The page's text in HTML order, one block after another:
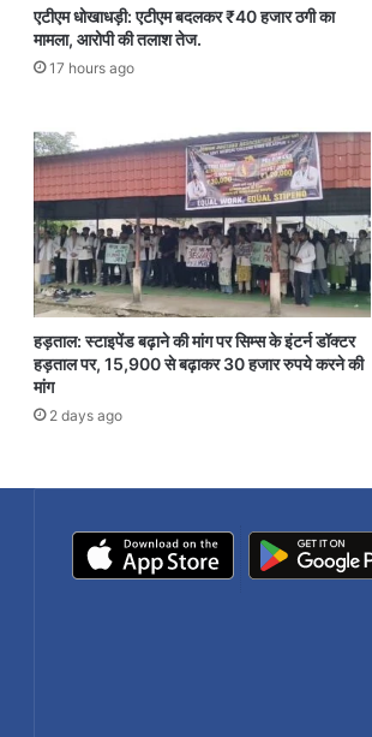
एटीएम धोखाधड़ी: एटीएम बदलकर ₹40 हजार ठगी का
मामला, आरोपी की तलाश तेज.
17 hours ago
हड़ताल: स्टाइपेंड बढ़ाने की मांग पर सिम्स के इंटर्न डॉक्टर
हड़ताल पर, 15,900 से बढ़ाकर 30 हजार रुपये करने की
मांग
2 days ago